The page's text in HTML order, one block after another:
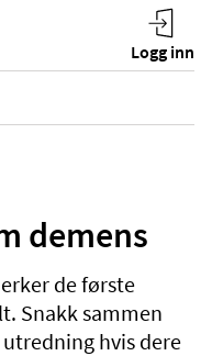
demens
de første
Snakk sammen
hvis dere